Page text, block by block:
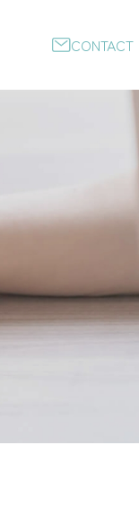
CONTACT